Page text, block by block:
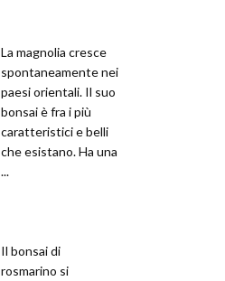
La magnolia cresce
spontaneamente nei
paesi orientali. Il suo
bonsai è fra i più
caratteristici e belli
che esistano. Ha una
...
Il bonsai di
rosmarino si